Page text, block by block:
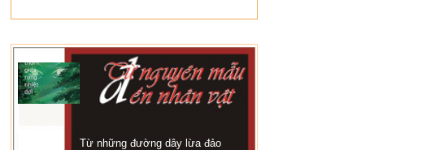
Từ những đường dây lừa đảo